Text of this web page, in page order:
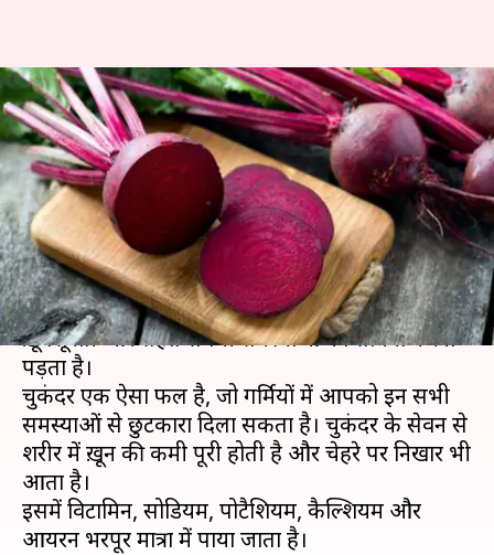
गर्मियों में सेहतमंद और ख़ूबसूरत
दिखना चाहते हैं तो करें चुकंदर का
सेवन, मिलेंगे ये फ़ायदे
लेखन प्रदीप मौर्य 12:53 pm
क्या है खबर?
गर्मी का मौसम चल रहा है, ऐसे में ज़्यादातर लोगों को
ख़ूबसूरती और सेहत संबंधी समस्याओं का सामना करना
पड़ता है।
चुकंदर एक ऐसा फल है, जो गर्मियों में आपको इन सभी
समस्याओं से छुटकारा दिला सकता है। चुकंदर के सेवन से
शरीर में ख़ून की कमी पूरी होती है और चेहरे पर निखार भी
आता है।
इसमें विटामिन, सोडियम, पोटैशियम, कैल्शियम और
आयरन भरपूर मात्रा में पाया जाता है।